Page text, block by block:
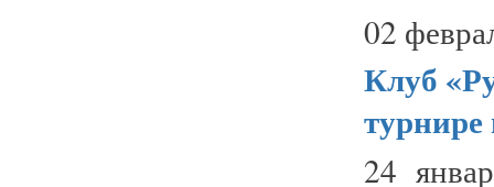
02
Клуб
24